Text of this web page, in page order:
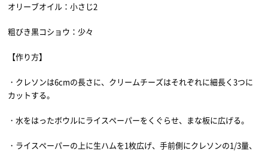
オリーブオイル：小さじ2
粗びき黒コショウ：少々
【作り方】
・クレソンは6cmの長さに、クリームチーズはそれぞれに細長く3つに
カットする。
・水をはったボウルにライスペーパーをくぐらせ、まな板に広げる。
・ライスペーパーの上に生ハムを1枚広げ、手前側にクレソンの1/3量、